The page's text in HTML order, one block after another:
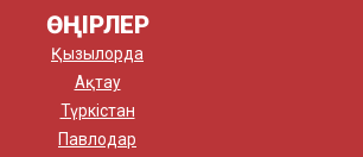
ӨҢІРЛЕР
Қызылорда
Ақтау
Түркістан
Павлодар